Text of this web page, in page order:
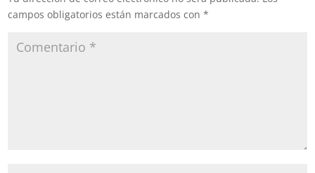
campos obligatorios están marcados con*